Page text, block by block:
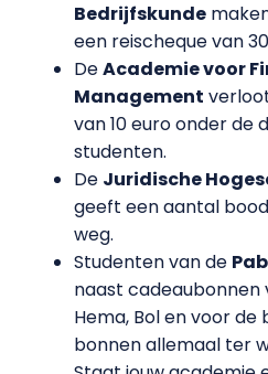
Bedrijfskunde
een reischeque van
DeAcademie voor
Management
van 10 euro onder de
studenten.
De Juridische
geeft een aantal
weg.
Studenten van de
naast cadeaubonnen
Hema, Bol en voor
bonnen allemaal ter